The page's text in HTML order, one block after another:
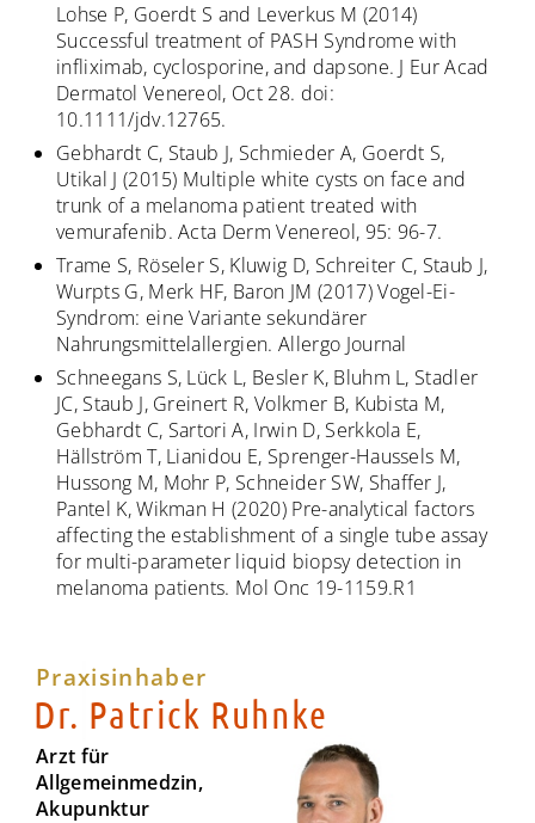
Lohse P, Goerdt S and Leverkus M (2014)
Successful treatment of PASH Syndrome with
infliximab, cyclosporine, and dapsone. J Eur Acad
Dermatol Venereol, Oct 28. doi:
10.1111/jdv.12765.
Gebhardt C, Staub J, Schmieder A, Goerdt S,
Utikal J (2015) Multiple white cysts on face and
trunk of a melanoma patient treated with
vemurafenib. Acta Derm Venereol, 95: 96-7.
Trame S, Röseler S, Kluwig D, Schreiter C, Staub J,
Wurpts G, Merk HF, Baron JM (2017) Vogel-Ei-
Syndrom: eine Variante sekundärer
Nahrungsmittelallergien. Allergo Journal
Schneegans S, Lück L, Besler K, Bluhm L, Stadler
JC, Staub J, Greinert R, Volkmer B, Kubista M,
Gebhardt C, Sartori A, Irwin D, Serkkola E,
Hällström T, Lianidou E, Sprenger-Haussels M,
Hussong M, Mohr P, Schneider SW, Shaffer J,
Pantel K, Wikman H (2020) Pre-analytical factors
affecting the establishment of a single tube assay
for multi-parameter liquid biopsy detection in
melanoma patients. Mol Onc 19-1159.R1
Praxisinhaber
Dr. Patrick Ruhnke
Arzt für
Allgemeinmedzin,
Akupunktur